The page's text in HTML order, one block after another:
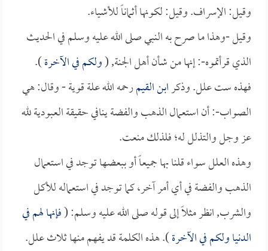
وقيل: الإسراف. وقيل: لكونها أثماناً للأشياء.
وقيل -وهذا ما صرح به النبي صلى الله عليه وسلم في الحديث
الذي قرأتموه-: إنها من شأن أهل الجنة, (ولكم في الآخرة).
فهذه ست علل. وذكرابن القيمرحمه الله علة قوية - وقال: هي
الصواب-: أن استعمال الذهب والفضة ينافي حقيقة العبودية لله
عز وجل والتذلل له؛ فلذلك منعت.
وهذه العلل سواء قلنا بها جميعاً أو ببعضها توجد في استعمال
الذهب والفضة في أي أمر آخر، كما توجد في استعماله للأكل
والشرب, انظر مثلاً إلى قوله صلى الله عليه وسلم: (فإنها لهم في
الدنيا ولكم في الآخرة). هذه الكلمة قد يفهم منها ثلاث علل.